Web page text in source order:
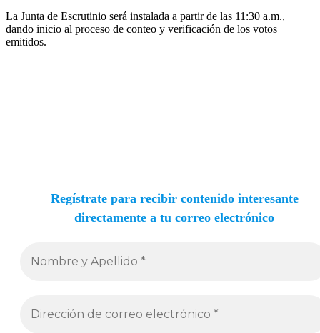
La Junta de Escrutinio será instalada a partir de las 11:30 a.m.,
dando inicio al proceso de conteo y verificación de los votos
emitidos.
Regístrate para recibir contenido interesante
directamente a tu correo electrónico